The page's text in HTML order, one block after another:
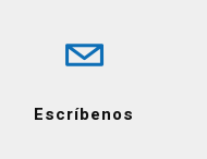
Escríbenos